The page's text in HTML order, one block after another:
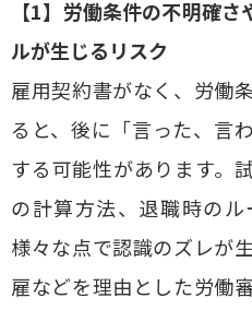
【1】労働条件の不明確
ルが生じるリスク
雇用契約書がなく、労働
ると、後に「言った、言
する可能性があります。
の計算方法、退職時のル
様々な点で認識のズレが
雇などを理由とした労働